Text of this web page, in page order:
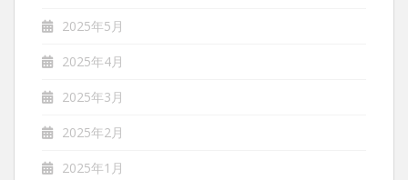
2025年5月
2025年4月
2025年3月
2025年2月
2025年1月